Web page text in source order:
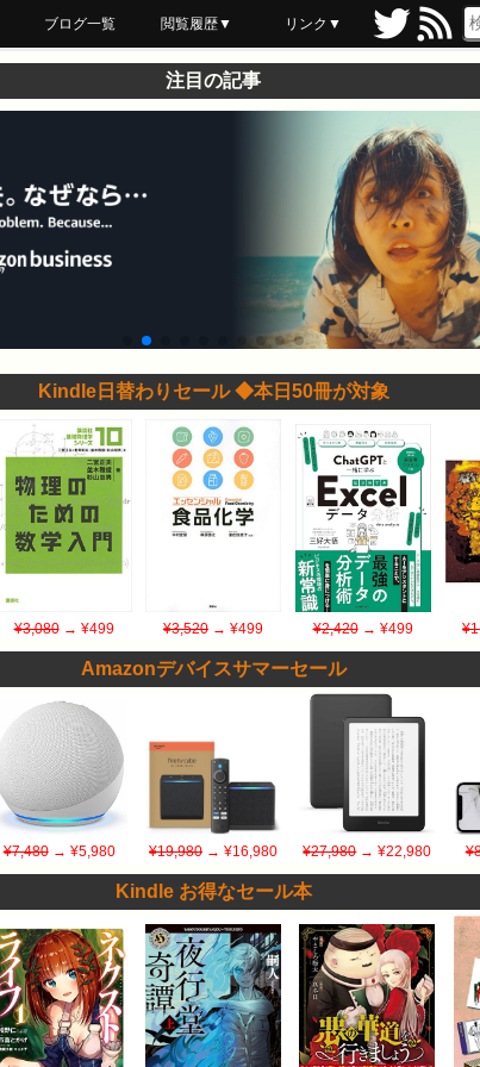
ブログ一覧 閲覧履歴▼
最近読んだ
あとで読む
ブックマーク
リンク▼
注目の記事
Kindle日替わりセール ◆本日50冊が対象
¥3,080→ ¥499 ¥3,520 → ¥499 ¥2,420→ ¥499
Amazonデバイスサマーセール
¥7,480→ ¥5,980 ¥19,980→ ¥16,980 ¥27,980→ ¥22,980
Kindle お得なセール本